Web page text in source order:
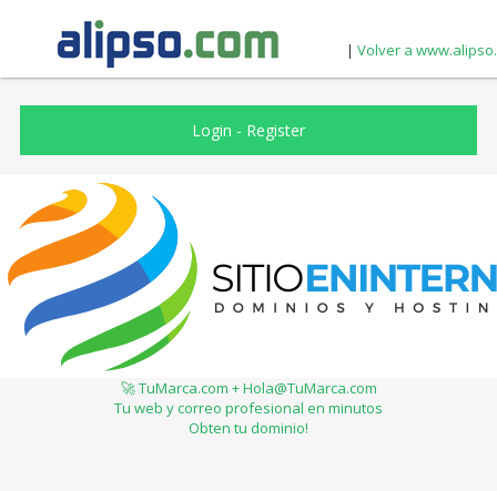
| Volver a
Login - Register
🚀 TuMarca.com + Hola@TuMarca.com
Tu web y correo profesional en minutos
Obten tu dominio!